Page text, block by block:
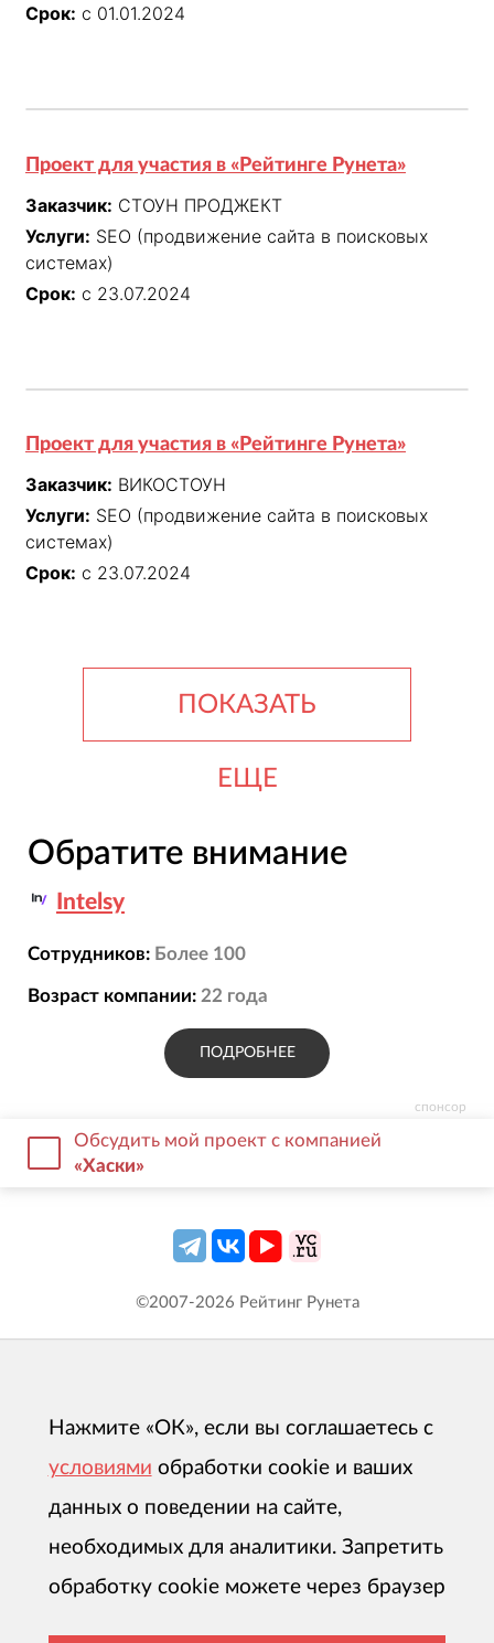
Срок: с 01.01.2024
Проект для участия в «Рейтинге Рунета»
Заказчик: СТОУН ПРОДЖЕКТ
Услуги: SEO (продвижение сайта в поисковых
системах)
Срок: с 23.07.2024
Проект для участия в «Рейтинге Рунета»
Заказчик: ВИКОСТОУН
Услуги: SEO (продвижение сайта в поисковых
системах)
Срок: с 23.07.2024
ПОКАЗАТЬ
ЕЩЕ
спонсор
Обратите внимание
Intelsy
Сотрудников: Более 100
Возраст компании: 22 года
ПОДРОБНЕЕ
Обсудить мой проект с компанией
«Хаски»
©2007-2026 Рейтинг Рунета
Нажмите «ОК», если вы соглашаетесь с
условиями обработки cookie и ваших
данных о поведении на сайте,
необходимых для аналитики. Запретить
обработку cookie можете через браузер